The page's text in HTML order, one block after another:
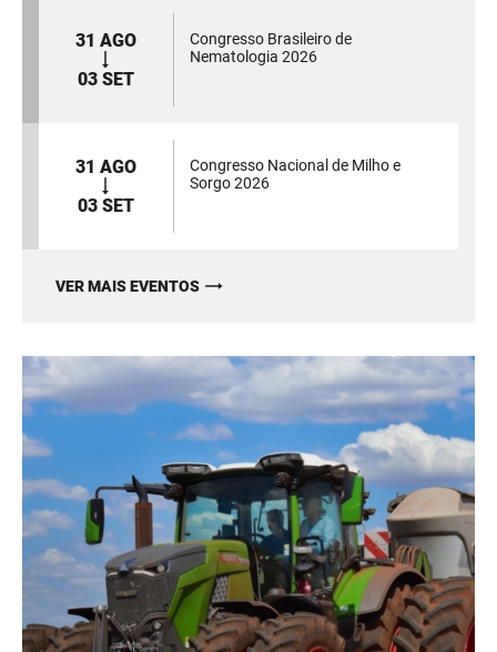
31 AGO
03 SET
Congresso Brasileiro de
Nematologia 2026
31 AGO
03 SET
Congresso Nacional de Milho e
Sorgo 2026
VER MAIS EVENTOS